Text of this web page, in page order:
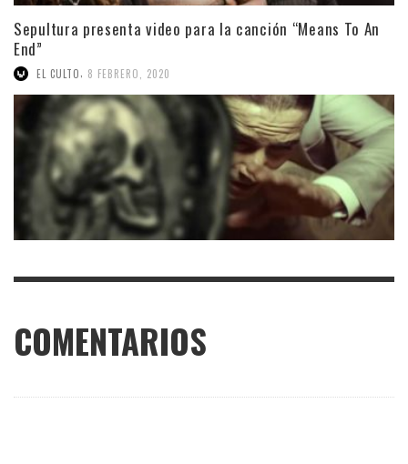
Sepultura presenta video para la canción “Means To An
End”
EL CULTO 8 FEBRERO, 2020
COMENTARIOS